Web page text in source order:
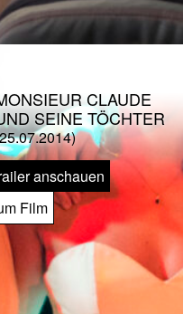
CLAUDE
SEINE TÖCHTER
anschauen
Film